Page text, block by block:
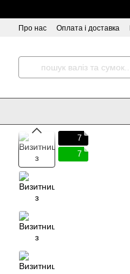
Про нас Оплата і доставка
7
7